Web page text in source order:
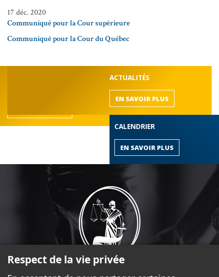
17 déc. 2020
Communiqué pour la Cour supérieure
Communiqué pour la Cour du Québec
ACTUALITÉS
EN SAVOIR PLUS
CALENDRIER
EN SAVOIR PLUS
Respect de la vie privée